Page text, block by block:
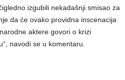
izgubili nekadašnji smisao za
da će ovako providna inscenacija
aktere govori o krizi
navodi se u komentaru.